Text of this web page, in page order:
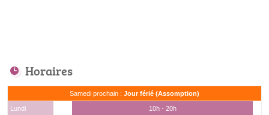
Horaires
Samedi prochain : Jour férié (Assomption)
Lundi
10h - 20h